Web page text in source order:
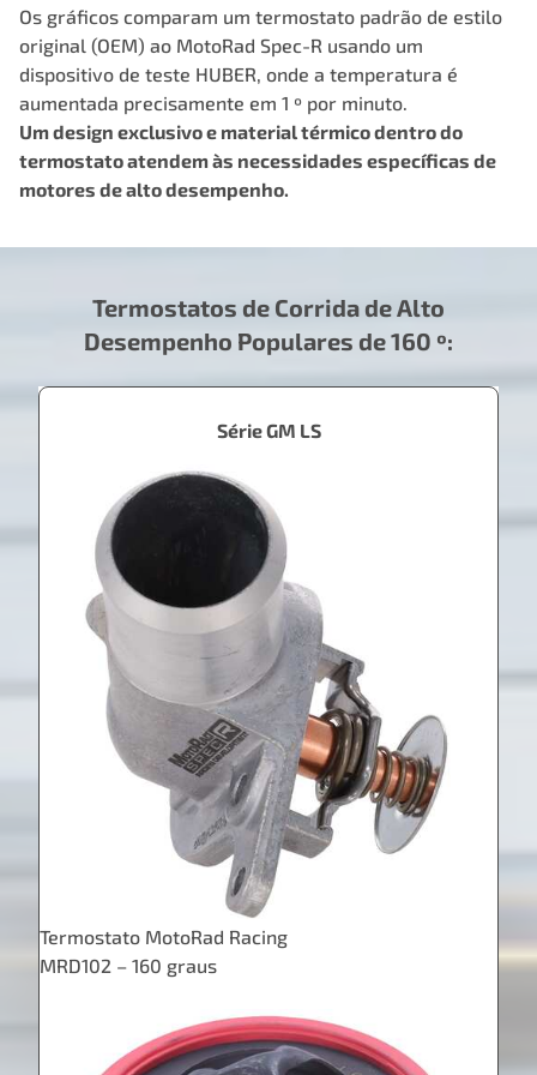
Os gráficos comparam um termostato padrão de estilo
original (OEM) ao MotoRad Spec-R usando um
dispositivo de teste HUBER, onde a temperatura é
aumentada precisamente em 1 º por minuto.
Um design exclusivo e material térmico dentro do
termostato atendem às necessidades específicas de
motores de alto desempenho.
Termostatos de Corrida de Alto
Desempenho Populares de 160 º:
Série GM LS
Termostato MotoRad Racing
MRD102 – 160 graus